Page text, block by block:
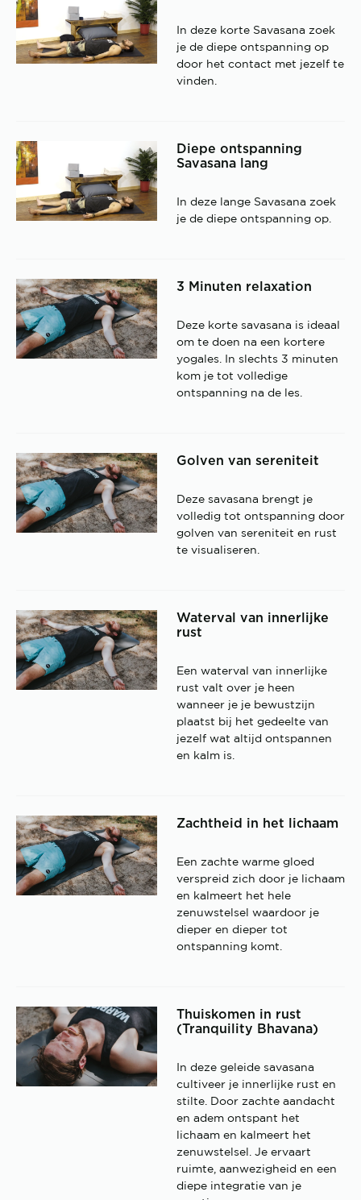
In deze korte Savasana zoek
je de diepe ontspanning op
door het contact met jezelf te
vinden.
Diepe ontspanning
Savasana lang
In deze lange Savasana zoek
je de diepe ontspanning op.
3 Minuten relaxation
Deze korte savasana is ideaal
om te doen na een kortere
yogales. In slechts 3 minuten
kom je tot volledige
ontspanning na de les.
Golven van sereniteit
Deze savasana brengt je
volledig tot ontspanning door
golven van sereniteit en rust
te visualiseren.
Waterval van innerlijke
rust
Een waterval van innerlijke
rust valt over je heen
wanneer je je bewustzijn
plaatst bij het gedeelte van
jezelf wat altijd ontspannen
en kalm is.
Zachtheid in het lichaam
Een zachte warme gloed
verspreid zich door je lichaam
en kalmeert het hele
zenuwstelsel waardoor je
dieper en dieper tot
ontspanning komt.
Thuiskomen in rust
(Tranquility Bhavana)
In deze geleide savasana
cultiveer je innerlijke rust en
stilte. Door zachte aandacht
en adem ontspant het
lichaam en kalmeert het
zenuwstelsel. Je ervaart
ruimte, aanwezigheid en een
diepe integratie van je